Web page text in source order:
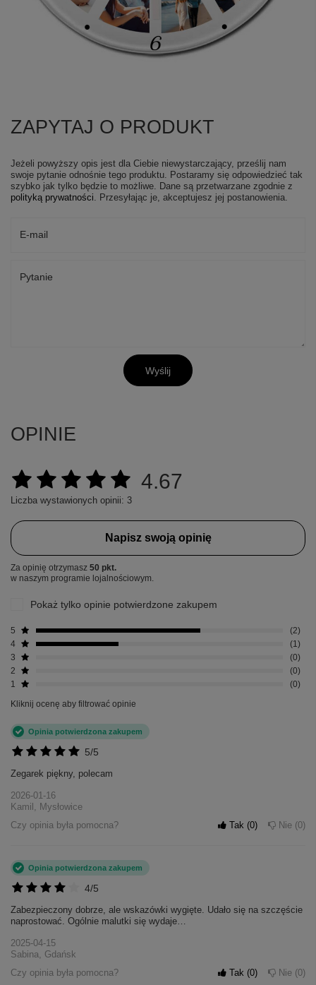
ZAPYTAJ O PRODUKT
Jeżeli powyższy opis jest dla Ciebie niewystarczający, prześlij nam
swoje pytanie odnośnie tego produktu. Postaramy się odpowiedzieć tak
szybko jak tylko będzie to możliwe. Dane są przetwarzane zgodnie z
polityką prywatności. Przesyłając je, akceptujesz jej postanowienia.
E-mail
Pytanie
Wyślij
OPINIE
4.67
Liczba wystawionych opinii: 3
Napisz swoją opinię
Za opinię otrzymasz 50 pkt.
w naszym programie lojalnościowym.
Pokaż tylko opinie potwierdzone zakupem
5
2
4
1
3
0
2
0
1
0
Kliknij ocenę aby filtrować opinie
5/5
Opinia potwierdzona zakupem
Zegarek piękny, polecam
2026-01-16
Kamil, Mysłowice
Czy opinia była pomocna?
Tak 0 Nie 0
4/5
Opinia potwierdzona zakupem
Zabezpieczony dobrze, ale wskazówki wygięte. Udało się na szczęście
naprostować. Ogólnie malutki się wydaje…
2025-04-15
Sabina, Gdańsk
Czy opinia była pomocna?
Tak 0 Nie 0